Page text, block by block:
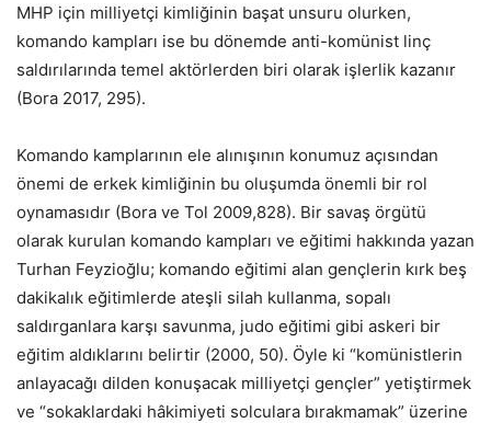
MHP için milliyetçi kimliğinin başat unsuru olurken,
komando kampları ise bu dönemde anti-komünist linç
saldırılarında temel aktörlerden biri olarak işlerlik kazanır
(Bora 2017, 295).
Komando kamplarının ele alınışının konumuz açısından
önemi de erkek kimliğinin bu oluşumda önemli bir rol
oynamasıdır (Bora ve Tol 2009,828). Bir savaş örgütü
olarak kurulan komando kampları ve eğitimi hakkında yazan
Turhan Feyzioğlu; komando eğitimi alan gençlerin kırk beş
dakikalık eğitimlerde ateşli silah kullanma, sopalı
saldırganlara karşı savunma, judo eğitimi gibi askeri bir
eğitim aldıklarını belirtir (2000, 50). Öyle ki “komünistlerin
anlayacağı dilden konuşacak milliyetçi gençler” yetiştirmek
ve “sokaklardaki hâkimiyeti solculara bırakmamak” üzerine